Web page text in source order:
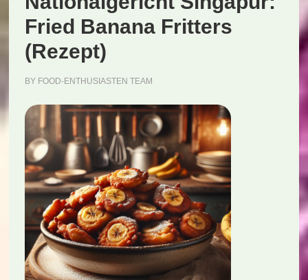
Fried Banana Fritters
(Rezept)
BY FOOD-ENTHUSIASTEN TEAM